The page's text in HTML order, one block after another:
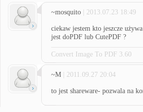
~mosquito | 2013.07.23 18:49
ciekaw jestem kto jeszcze
jest doPDF lub CutePDF ?
Convert Image To PDF 3.60
~M | 2011.09.27 20:04
to jest shareware- pozwala na